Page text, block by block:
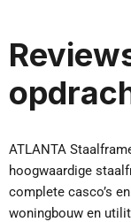
ATLANTA
hoogwaardige
complete casco’s
woningbouw en